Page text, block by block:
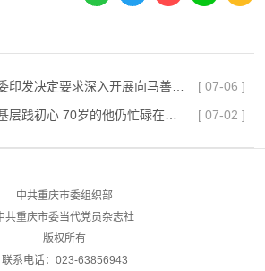
[ 07-06 ]
[ 07-02 ]
中共重庆市委组织部
共重庆市委当代党员杂志社
版权所有
联系电话：023-63856943